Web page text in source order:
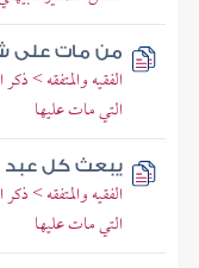
من مات على
الفقيه والمتفقه >
التي مات عليها
يبعث كل عبد
الفقيه والمتفقه >
التي مات عليها